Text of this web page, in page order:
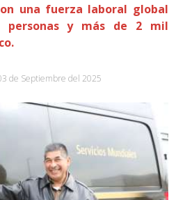
una fuerza laboral global
personas y más de 2 mil
de Septiembre del 2025